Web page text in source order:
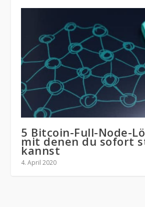
5 Bitcoin-Full-Node-
mit denen du sofort
kannst
4. April 2020